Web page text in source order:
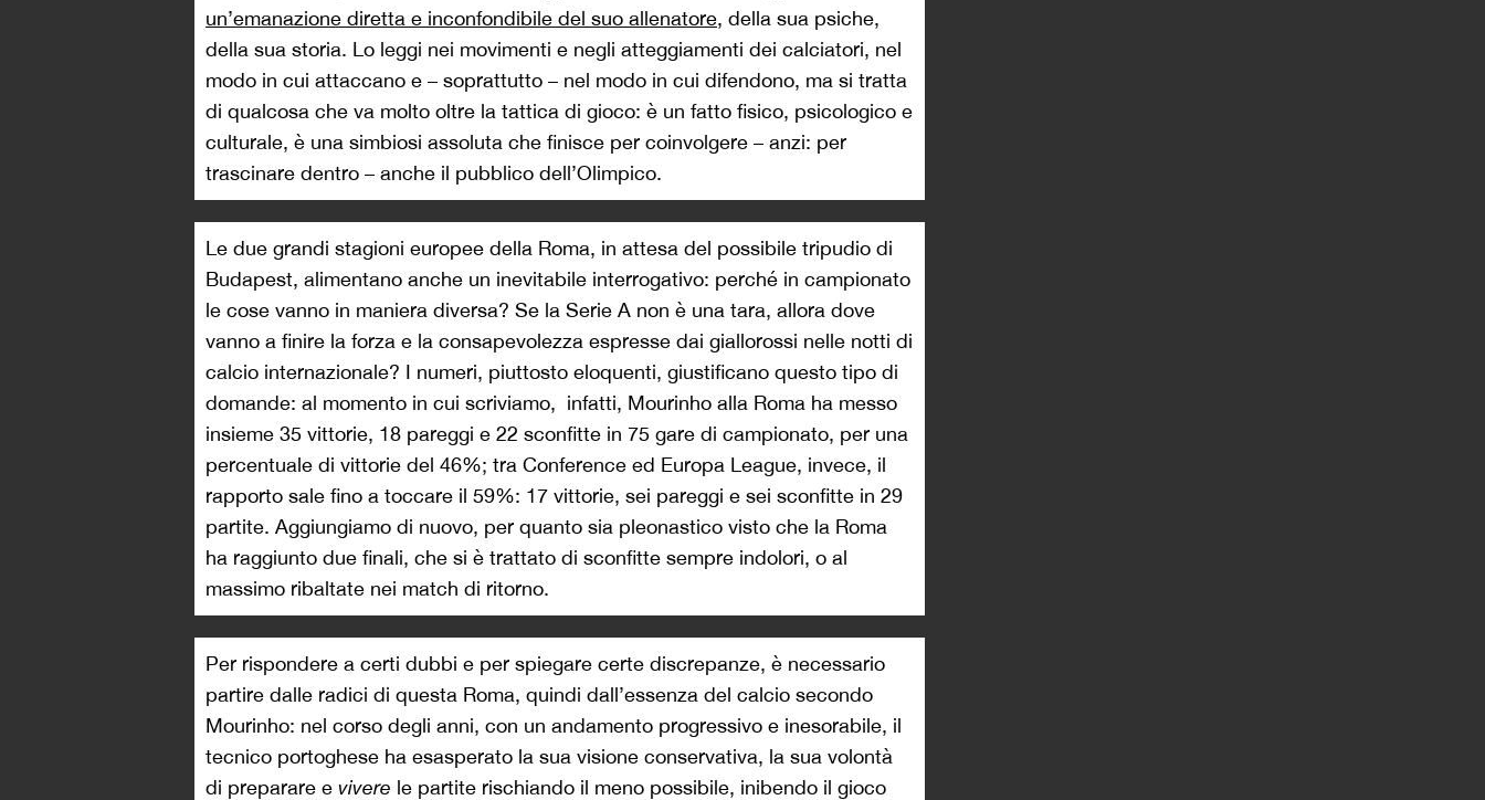
un’emanazione diretta e inconfondibile del suo allenatore, della sua psiche,
della sua storia. Lo leggi nei movimenti e negli atteggiamenti dei calciatori, nel
modo in cui attaccano e – soprattutto – nel modo in cui difendono, ma si tratta
di qualcosa che va molto oltre la tattica di gioco: è un fatto fisico, psicologico e
culturale, è una simbiosi assoluta che finisce per coinvolgere – anzi: per
trascinare dentro – anche il pubblico dell’Olimpico.
Le due grandi stagioni europee della Roma, in attesa del possibile tripudio di
Budapest, alimentano anche un inevitabile interrogativo: perché in campionato
le cose vanno in maniera diversa? Se la Serie A non è una tara, allora dove
vanno a finire la forza e la consapevolezza espresse dai giallorossi nelle notti di
calcio internazionale? I numeri, piuttosto eloquenti, giustificano questo tipo di
domande: al momento in cui scriviamo, infatti, Mourinho alla Roma ha messo
insieme 35 vittorie, 18 pareggi e 22 sconfitte in 75 gare di campionato, per una
percentuale di vittorie del 46%; tra Conference ed Europa League, invece, il
rapporto sale fino a toccare il 59%: 17 vittorie, sei pareggi e sei sconfitte in 29
partite. Aggiungiamo di nuovo, per quanto sia pleonastico visto che la Roma
ha raggiunto due finali, che si è trattato di sconfitte sempre indolori, o al
massimo ribaltate nei match di ritorno.
Per rispondere a certi dubbi e per spiegare certe discrepanze, è necessario
partire dalle radici di questa Roma, quindi dall’essenza del calcio secondo
Mourinho: nel corso degli anni, con un andamento progressivo e inesorabile, il
tecnico portoghese ha esasperato la sua visione conservativa, la sua volontà
di preparare e vivere le partite rischiando il meno possibile, inibendo il gioco